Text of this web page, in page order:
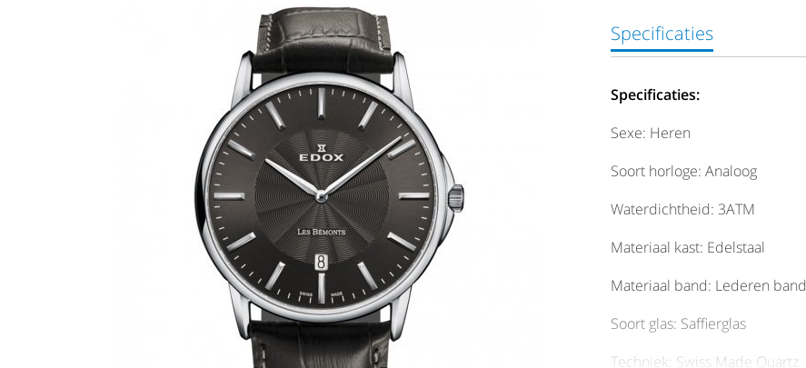
Specificaties
Specificaties:
Sexe: Heren
Soort horloge: Analoog
Waterdichtheid: 3ATM
Materiaal kast: Edelstaal
Materiaal band: Lederen band
Soort glas: Saffierglas
Techniek: Swiss Made Quartz